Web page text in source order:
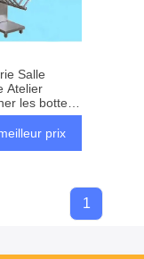
Salle
Atelier
les bottes
de
matériau en
prix
1